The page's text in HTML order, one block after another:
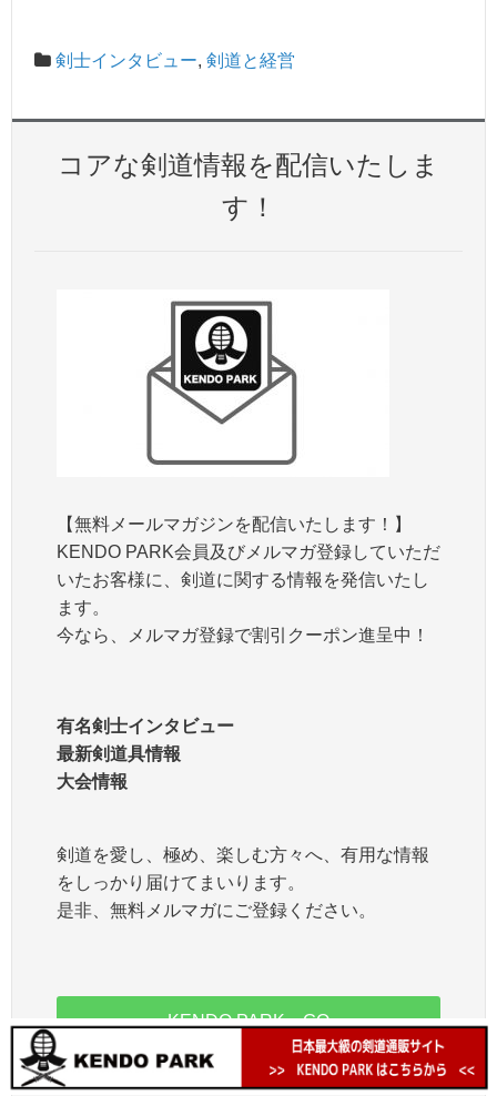
剣士インタビュー, 剣道と経営
コアな剣道情報を配信いたしま
す！
【無料メールマガジンを配信いたします！】
KENDO PARK会員及びメルマガ登録していただ
いたお客様に、剣道に関する情報を発信いたし
ます。
今なら、メルマガ登録で割引クーポン進呈中！
有名剣士インタビュー
最新剣道具情報
大会情報
剣道を愛し、極め、楽しむ方々へ、有用な情報
をしっかり届けてまいります。
是非、無料メルマガにご登録ください。
KENDO PARKへGO